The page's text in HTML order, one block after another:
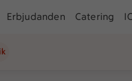
Erbjudanden Catering